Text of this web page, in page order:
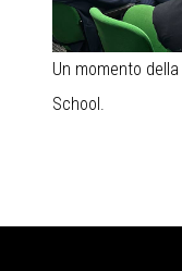
Un momento
School.